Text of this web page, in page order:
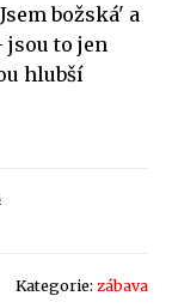
božská' a
jsou to jen
hlubší
Kategorie: zábava